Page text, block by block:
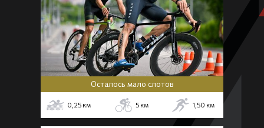
Осталось мало слотов
0,25 км 5 км 1,50 км